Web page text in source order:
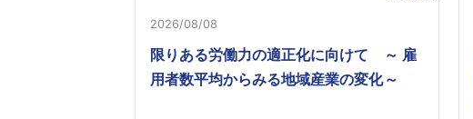
2026/08/08
限りある労働力の適正化に向けて ～ 雇
用者数平均からみる地域産業の変化～